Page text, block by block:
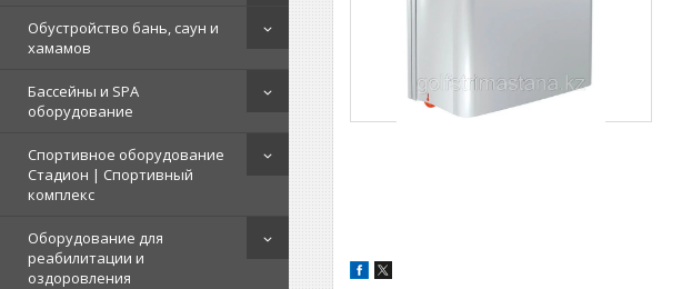
Обустройство бань, саун и
хамамов
Бассейны и SPA
оборудование
Спортивное оборудование
Стадион | Cпортивный
комплекс
Оборудование для
реабилитации и
оздоровления